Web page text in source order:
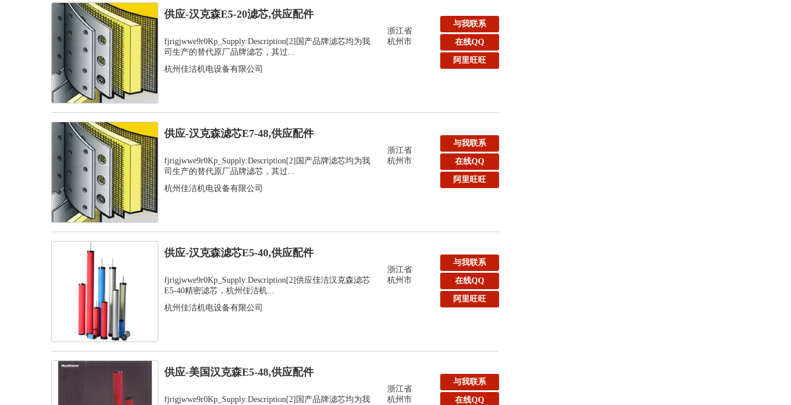
供应-汉克森E5-20滤芯,供应配件
fjrigjwwe9r0Kp_Supply:Description[2]国产品牌滤芯均为我
司生产的替代原厂品牌滤芯，其过...
杭州佳洁机电设备有限公司
浙江省
杭州市
与我联系
在线QQ
阿里旺旺
供应-汉克森滤芯E7-48,供应配件
fjrigjwwe9r0Kp_Supply:Description[2]国产品牌滤芯均为我
司生产的替代原厂品牌滤芯，其过...
杭州佳洁机电设备有限公司
浙江省
杭州市
与我联系
在线QQ
阿里旺旺
供应-汉克森滤芯E5-40,供应配件
fjrigjwwe9r0Kp_Supply:Description[2]供应佳洁汉克森滤芯
E5-40精密滤芯，杭州佳洁机...
杭州佳洁机电设备有限公司
浙江省
杭州市
与我联系
在线QQ
阿里旺旺
供应-美国汉克森E5-48,供应配件
fjrigjwwe9r0Kp_Supply:Description[2]国产品牌滤芯均为我
浙江省
杭州市
与我联系
在线QQ